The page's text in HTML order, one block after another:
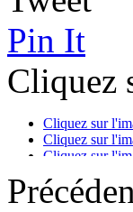
Pin It
Cliquez
Cliquez sur
Cliquez sur
Cliquez sur